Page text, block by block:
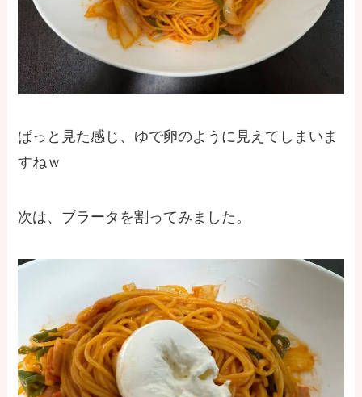
ぱっと見た感じ、ゆで卵のように見えてしまいま
すねｗ
次は、ブラータを割ってみました。